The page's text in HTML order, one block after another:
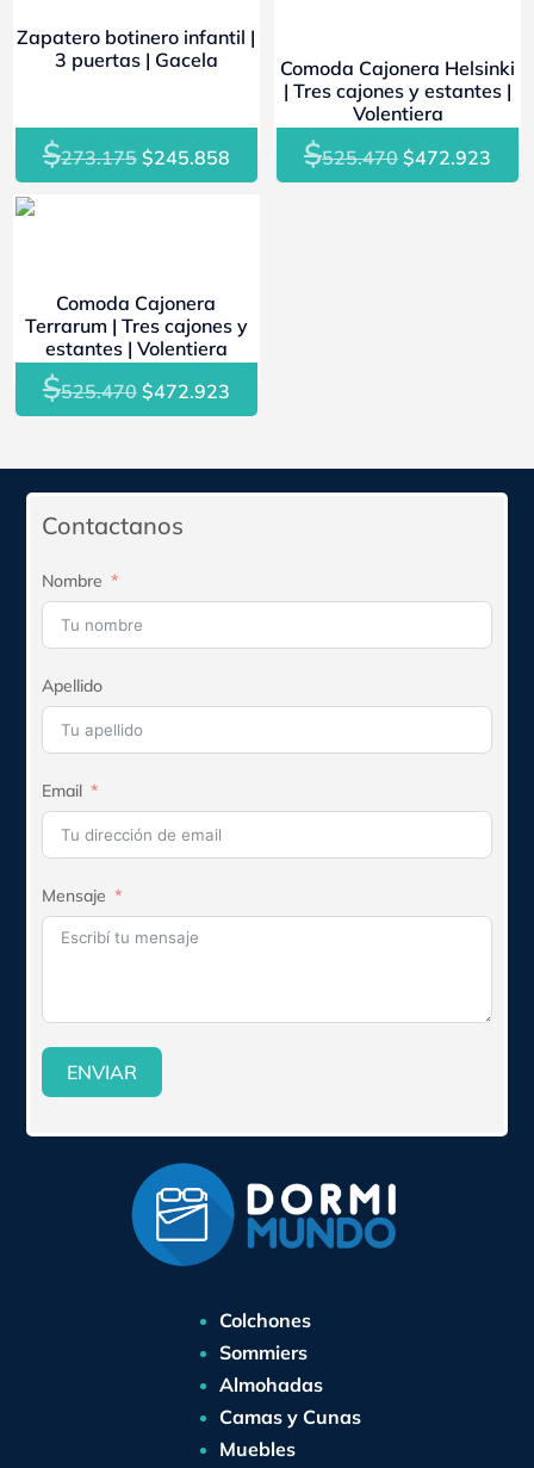
Zapatero botinero infantil |
3 puertas | Gacela
$273.175 El
precio
$245.858El
precio
Comoda Cajonera Helsinki
| Tres cajones y estantes |
Volentiera
$525.470 El
precio
$472.923
Comoda Cajonera
Terrarum | Tres cajones y
estantes | Volentiera
$525.470 El
precio
$472.923El
precio
Colchones
Sommiers
Almohadas
Camas y Cunas
Muebles
Contactanos
Nombre
Apellido
Email
Mensaje
ENVIAR